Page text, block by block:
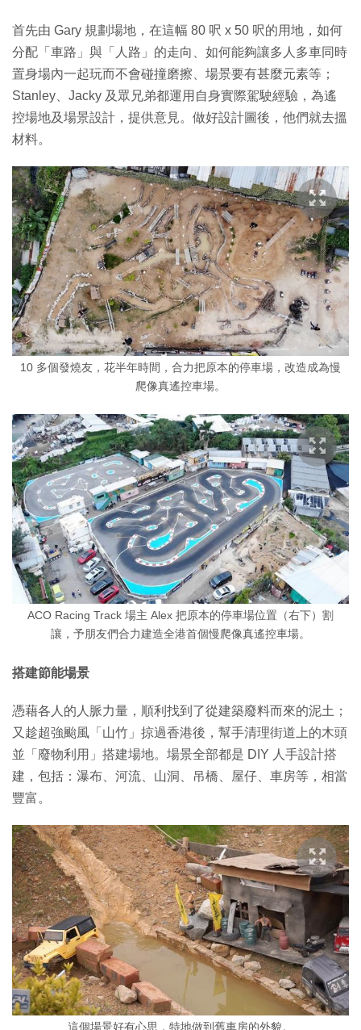
首先由 Gary 規劃場地，在這幅 80 呎 x 50 呎的用地，如何
分配「車路」與「人路」的走向、如何能夠讓多人多車同時
置身場內一起玩而不會碰撞磨擦、場景要有甚麼元素等；
Stanley、Jacky 及眾兄弟都運用自身實際駕駛經驗，為遙
控場地及場景設計，提供意見。做好設計圖後，他們就去搵
材料。
10 多個發燒友，花半年時間，合力把原本的停車場，改造成為慢
爬像真遙控車場。
ACO Racing Track 場主 Alex 把原本的停車場位置（右下）割
讓，予朋友們合力建造全港首個慢爬像真遙控車場。
搭建節能場景
憑藉各人的人脈力量，順利找到了從建築廢料而來的泥土；
又趁超強颱風「山竹」掠過香港後，幫手清理街道上的木頭
並「廢物利用」搭建場地。場景全部都是 DIY 人手設計搭
建，包括：瀑布、河流、山洞、吊橋、屋仔、車房等，相當
豐富。
這個場景好有心思，特地做到舊車房的外貌。